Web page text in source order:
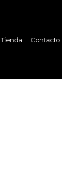
Tienda Contacto